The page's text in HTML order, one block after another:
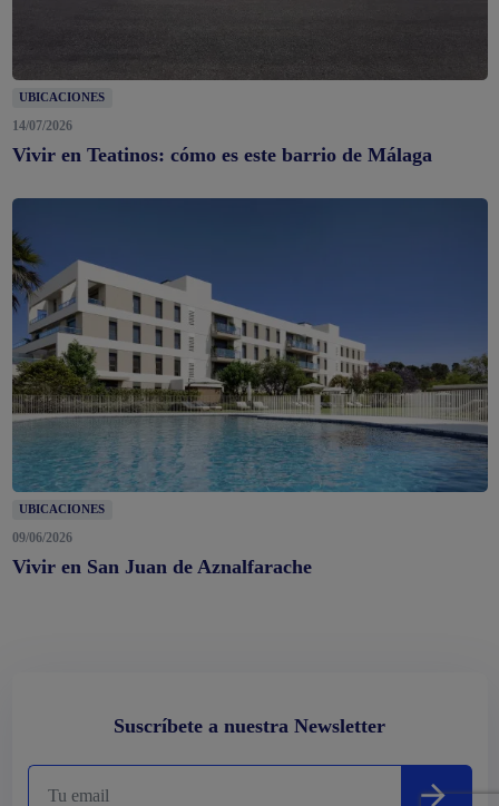
UBICACIONES
14/07/2026
Vivir en Teatinos: cómo es este barrio de Málaga
UBICACIONES
09/06/2026
Vivir en San Juan de Aznalfarache
Suscríbete a nuestra Newsletter